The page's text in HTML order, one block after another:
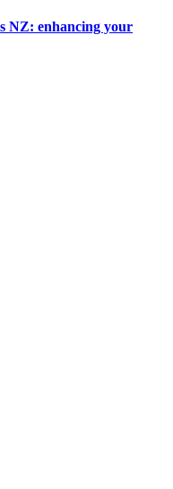
NZ: enhancing your